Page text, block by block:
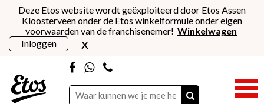
Deze Etos website wordt geëxploiteerd door Etos Assen
Kloosterveen onder de Etos winkelformule onder eigen
voorwaarden van de franchisenemer! Winkelwagen
Inloggen
x